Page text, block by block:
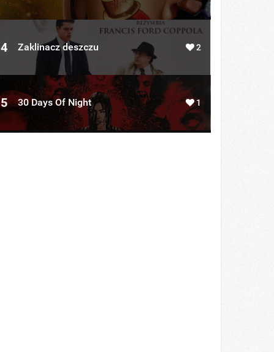
4 Zaklinacz deszczu 2
5 30 Days Of Night 1